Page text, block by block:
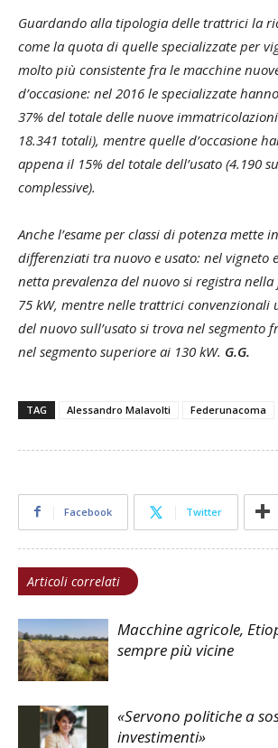
Guardando alla tipologia delle trattrici la
come la quota di quelle specializzate per
molto più consistente fra le macchine
d’occasione: nel 2016 le specializzate
37% del totale delle nuove
18.341 totali), mentre quelle d’occasione
appena il 15% del totale dell’usato (4.190
complessive).
Anche l’esame per classi di potenza mette
differenziati tra nuovo e usato: nel vigneto
netta prevalenza del nuovo si registra
75 kW, mentre nelle trattrici convenzionali
del nuovo sull’usato si trova nel segmento
nel segmento superiore ai 130 kW. G.G.
TAG Alessandro Malavolti Federunacoma
Facebook Twitter
Articoli correlati
Macchine agricole,
sempre più vicine
«Servono politiche a
investimenti»